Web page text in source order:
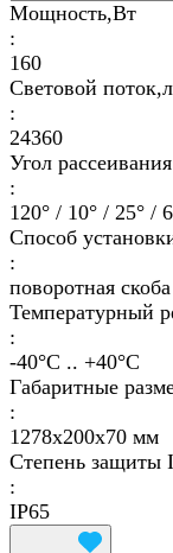
Мощность,Вт
:
160
Световой
:
24360
Угол
:
120° / 10° / 25° /
Способ
:
поворотная
Температурный
:
-40°С .. +40°C
Габаритные
:
1278х200х70 мм
Степень защиты
:
IP65